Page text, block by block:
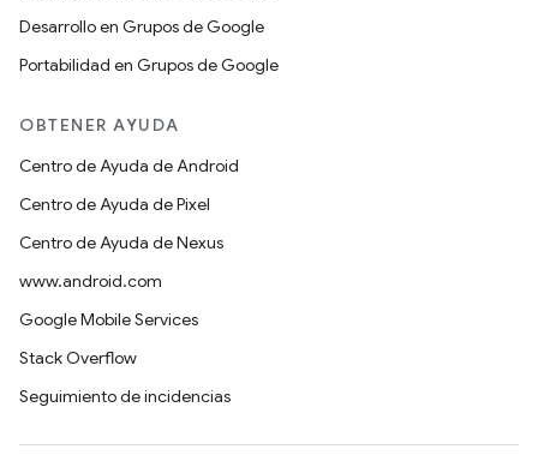
Desarrollo en Grupos de Google
Portabilidad en Grupos de Google
OBTENER AYUDA
Centro de Ayuda de Android
Centro de Ayuda de Pixel
Centro de Ayuda de Nexus
www.android.com
Google Mobile Services
Stack Overflow
Seguimiento de incidencias